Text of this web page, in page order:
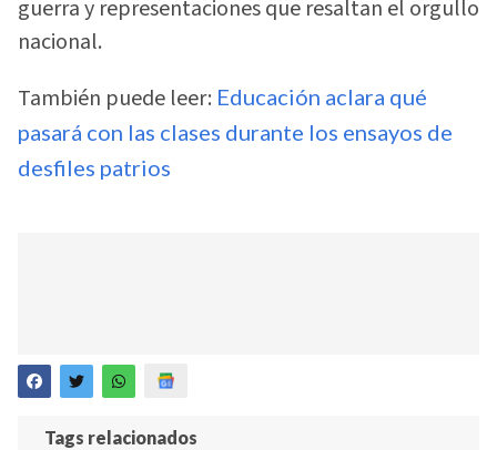
guerra y representaciones que resaltan el orgullo
nacional.
También puede leer: Educación aclara qué
pasará con las clases durante los ensayos de
desfiles patrios
Tags relacionados